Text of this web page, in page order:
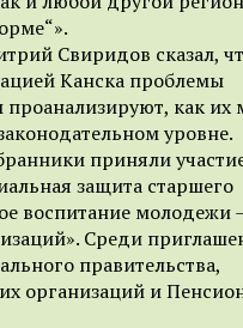
Свиридов сказал,
Канска проблемы
как их
уровне.
приняли
защита старшего
воспитание молодежи
Среди
правительства,
организаций и